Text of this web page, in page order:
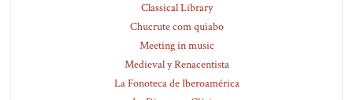
Classical Library
Chucrute com quiabo
Meeting in music
Medieval y Renacentista
La Fonoteca de Iberoamérica